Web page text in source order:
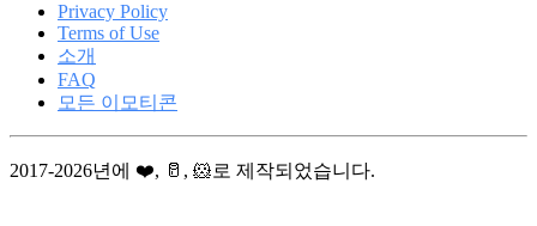
Privacy Policy
Terms of Use
소개
FAQ
모든 이모티콘
2017-2026년에 ❤️, 🥛, 🐹로 제작되었습니다.